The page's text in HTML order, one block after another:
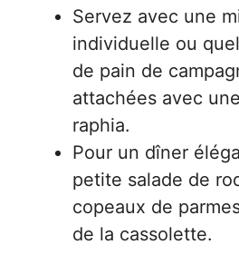
Servez avec une
individuelle ou
de pain de
attachées avec
raphia.
Pour un dîner
petite salade de
copeaux de
de la cassolette.